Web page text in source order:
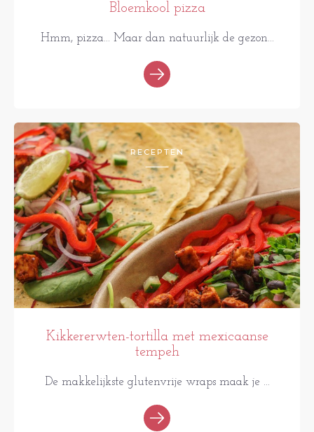
Bloemkool pizza
Hmm, pizza... Maar dan natuurlijk de gezon...
RECEPTEN
Kikkererwten-tortilla met mexicaanse
tempeh
De makkelijkste glutenvrije wraps maak je ...